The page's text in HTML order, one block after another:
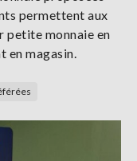
permettent aux
petite monnaie en
en magasin.